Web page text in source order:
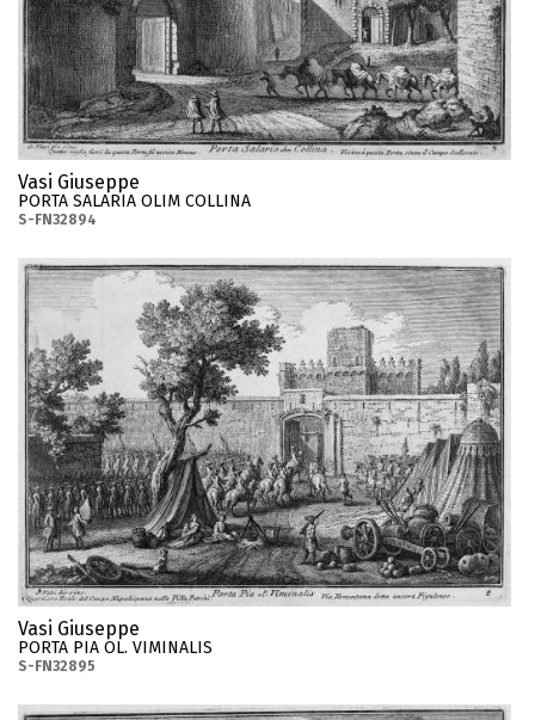
Vasi Giuseppe
PORTA SALARIA OLIM COLLINA
S-FN32894
Vasi Giuseppe
PORTA PIA OL. VIMINALIS
S-FN32895